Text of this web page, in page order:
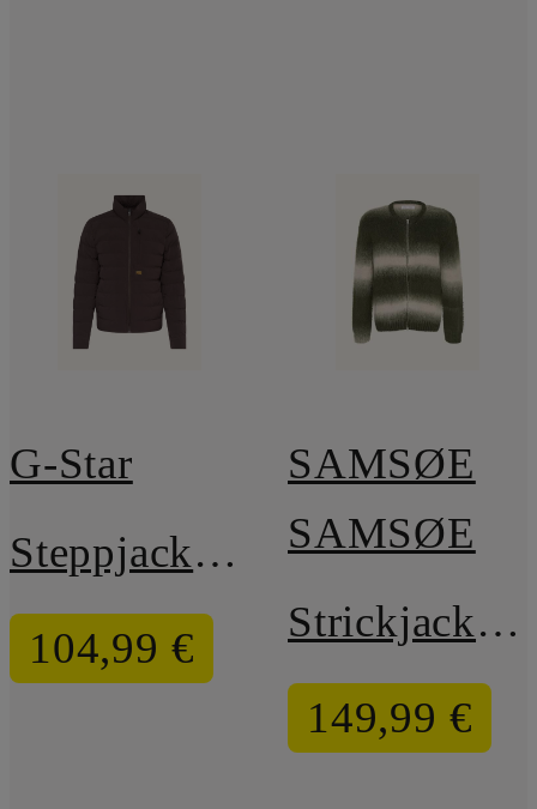
G-Star
Steppjacke FOUNDATION
104,99 €
SAMSØE
SAMSØE
Strickjacke SAFABIO
149,99 €